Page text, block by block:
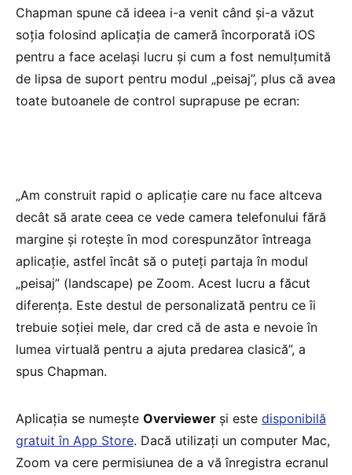
Chapman spune că ideea i-a venit când și-a văzut
soția folosind aplicația de cameră încorporată iOS
pentru a face același lucru și cum a fost nemulțumită
de lipsa de suport pentru modul „peisaj”, plus că avea
toate butoanele de control suprapuse pe ecran:
„Am construit rapid o aplicație care nu face altceva
decât să arate ceea ce vede camera telefonului fără
margine și rotește în mod corespunzător întreaga
aplicație, astfel încât să o puteți partaja în modul
„peisaj” (landscape) pe Zoom. Acest lucru a făcut
diferența. Este destul de personalizată pentru ce îi
trebuie soției mele, dar cred că de asta e nevoie în
lumea virtuală pentru a ajuta predarea clasică”, a
spus Chapman.
Aplicația se numește Overviewer și este disponibilă
gratuit în App Store. Dacă utilizați un computer Mac,
Zoom va cere permisiunea de a vă înregistra ecranul